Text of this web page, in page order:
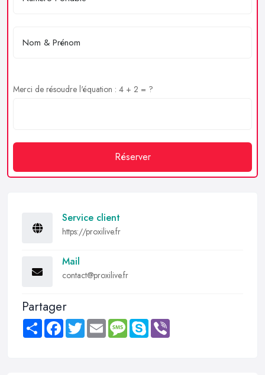
Merci de résoudre l'équation : 4 + 2 = ?
Réserver
Service client
https://proxilive.fr
Mail
contact@proxilive.fr
Partager
Share FacebookTwitter Email MessageSkype